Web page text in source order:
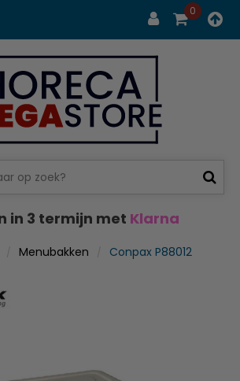
0
in 3 termijn met Klarna
Menubakken Conpax P88012